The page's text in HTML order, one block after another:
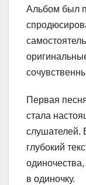
Альбом был
Первая
стала
слушателей.
глубокий
в одиночку.